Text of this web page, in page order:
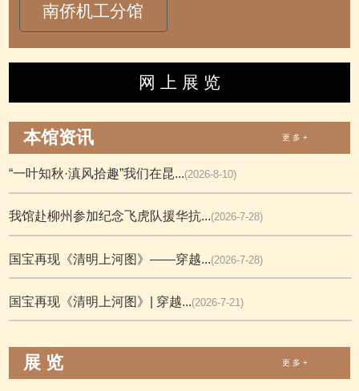
南侨机工分馆
网 上 展 览
本馆资讯 更 多 +
“一叶知秋·滇风拾趣”我们在昆...(2026-8-10)
我馆赴柳州参加纪念飞虎队援华抗...(2026-7-28)
国宝再现《清明上河图》——穿越...(2026-7-28)
国宝再现《清明上河图》| 穿越...(2026-7-21)
展 览 更 多 +